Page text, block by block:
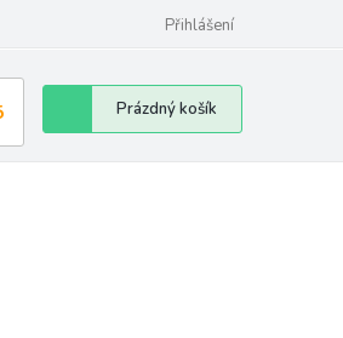
Přihlášení
Nákupní
košík
Prázdný košík